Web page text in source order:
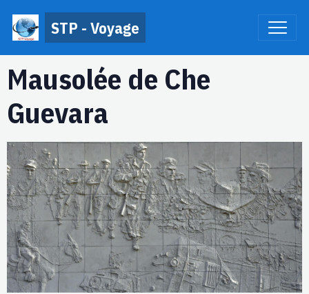
STP - Voyage
Mausolée de Che
Guevara